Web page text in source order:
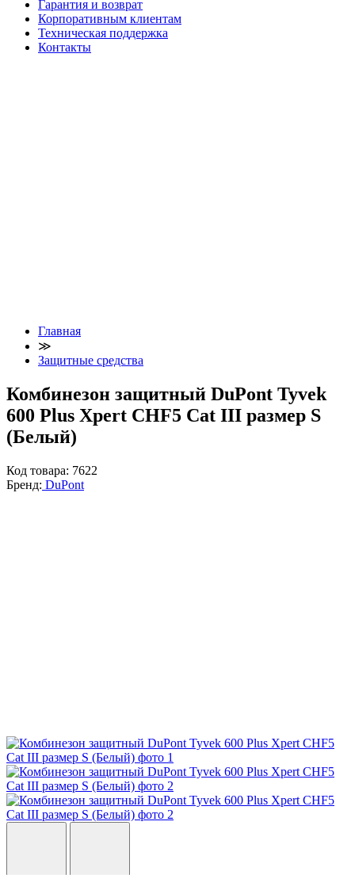
Гарантия и возврат
Корпоративным клиентам
Техническая поддержка
Контакты
Главная
≫
Защитные средства
Комбинезон защитный DuPont Tyvek
600 Plus Xpert CHF5 Cat III размер S
(Белый)
Код товара: 7622
Бренд: DuPont